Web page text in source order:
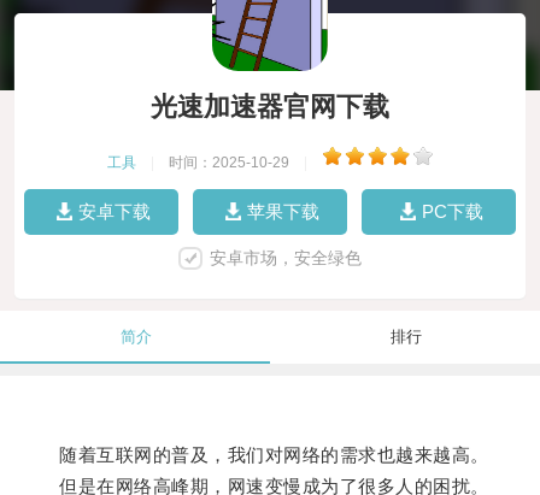
光速加速器官网下载
工具 时间：2025-10-29
安卓下载 苹果下载 PC下载
安卓市场，安全绿色
简介 排行
随着互联网的普及，我们对网络的需求也越来越高。
但是在网络高峰期，网速变慢成为了很多人的困扰。